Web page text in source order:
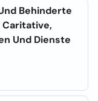
Behinderte
Caritative,
Und Dienste